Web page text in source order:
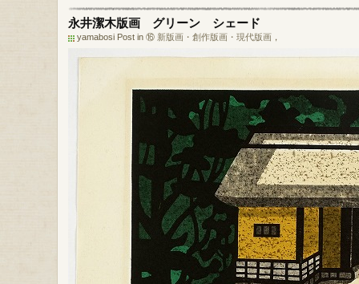
永井潔木版画 グリーン シェード
yamabosi Post in ⑯ 新版画・創作版画・現代版画 ，